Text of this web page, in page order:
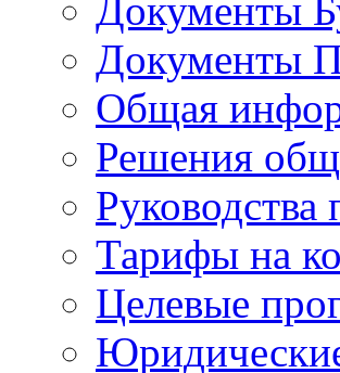
Документы
Документы
Общая
Решения
Руководства
Тарифы на
Целевые